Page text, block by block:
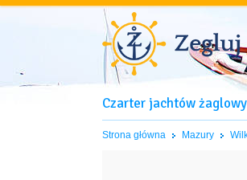
Czarter jachtów
Strona główna Mazury